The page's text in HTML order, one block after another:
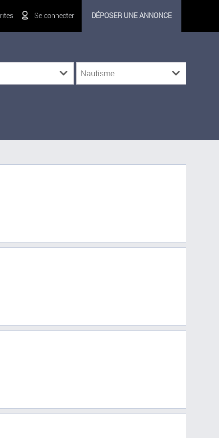
Se connecter DÉPOSER UNE ANNONCE